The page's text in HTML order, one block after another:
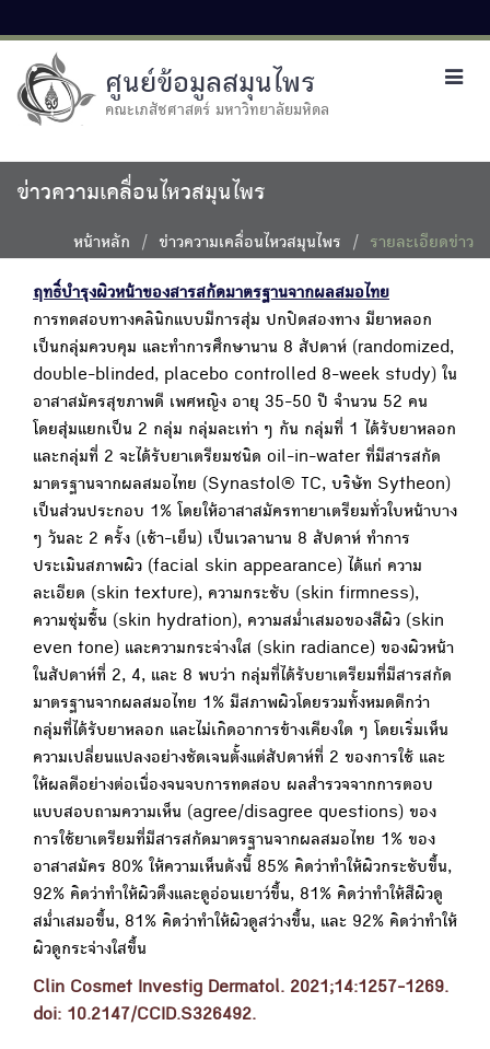
ศูนย์ข้อมูลสมุนไพร
คณะเภสัชศาสตร์ มหาวิทยาลัยมหิดล
ข่าวความเคลื่อนไหวสมุนไพร
หน้าหลัก ข่าวความเคลื่อนไหวสมุนไพร รายละเอียดข่าว
ฤทธิ์บำรุงผิวหน้าของสารสกัดมาตรฐานจากผลสมอไทย
การทดสอบทางคลินิกแบบมีการสุ่ม ปกปิดสองทาง มียาหลอก
เป็นกลุ่มควบคุม และทำการศึกษานาน 8 สัปดาห์ (randomized,
double-blinded, placebo controlled 8-week study) ใน
อาสาสมัครสุขภาพดี เพศหญิง อายุ 35-50 ปี จำนวน 52 คน
โดยสุ่มแยกเป็น 2 กลุ่ม กลุ่มละเท่า ๆ กัน กลุ่มที่ 1 ได้รับยาหลอก
และกลุ่มที่ 2 จะได้รับยาเตรียมชนิด oil-in-water ที่มีสารสกัด
มาตรฐานจากผลสมอไทย (Synastol® TC, บริษัท Sytheon)
เป็นส่วนประกอบ 1% โดยให้อาสาสมัครทายาเตรียมทั่วใบหน้าบาง
ๆ วันละ 2 ครั้ง (เช้า-เย็น) เป็นเวลานาน 8 สัปดาห์ ทำการ
ประเมินสภาพผิว (facial skin appearance) ได้แก่ ความ
ละเอียด (skin texture), ความกระชับ (skin firmness),
ความชุ่มชื้น (skin hydration), ความสม่ำเสมอของสีผิว (skin
even tone) และความกระจ่างใส (skin radiance) ของผิวหน้า
ในสัปดาห์ที่ 2, 4, และ 8 พบว่า กลุ่มที่ได้รับยาเตรียมที่มีสารสกัด
มาตรฐานจากผลสมอไทย 1% มีสภาพผิวโดยรวมทั้งหมดดีกว่า
กลุ่มที่ได้รับยาหลอก และไม่เกิดอาการข้างเคียงใด ๆ โดยเริ่มเห็น
ความเปลี่ยนแปลงอย่างชัดเจนตั้งแต่สัปดาห์ที่ 2 ของการใช้ และ
ให้ผลดีอย่างต่อเนื่องจนจบการทดสอบ ผลสำรวจจากการตอบ
แบบสอบถามความเห็น (agree/disagree questions) ของ
การใช้ยาเตรียมที่มีสารสกัดมาตรฐานจากผลสมอไทย 1% ของ
อาสาสมัคร 80% ให้ความเห็นดังนี้ 85% คิดว่าทำให้ผิวกระชับขึ้น,
92% คิดว่าทำให้ผิวตึงและดูอ่อนเยาว์ขึ้น, 81% คิดว่าทำให้สีผิวดู
สม่ำเสมอขึ้น, 81% คิดว่าทำให้ผิวดูสว่างขึ้น, และ 92% คิดว่าทำให้
ผิวดูกระจ่างใสขึ้น
Clin Cosmet Investig Dermatol. 2021;14:1257-1269.
doi: 10.2147/CCID.S326492.